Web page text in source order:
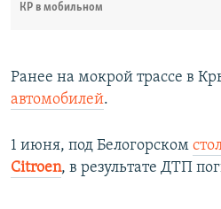
КР в мобильном
Ранее на мокрой трассе в
автомобилей.
1 июня, под Белогорском
Citroen, в результате ДТП